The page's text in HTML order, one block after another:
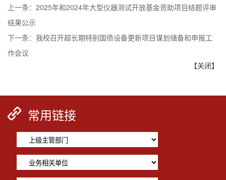
上一条： 2025年和2024年大型仪器测试开放基金资助项目结题评审
结果公示
下一条： 我校召开超长期特别国债设备更新项目谋划储备和申报工
作会议
【关闭】
常用链接